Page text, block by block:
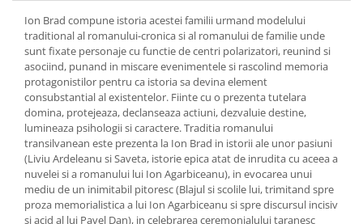
Ion Brad compune istoria acestei familii urmand modelului
traditional al romanului-cronica si al romanului de familie unde
sunt fixate personaje cu functie de centri polarizatori, reunind si
asociind, punand in miscare evenimentele si rascolind memoria
protagonistilor pentru ca istoria sa devina element
consubstantial al existentelor. Fiinte cu o prezenta tutelara
domina, protejeaza, declanseaza actiuni, dezvaluie destine,
lumineaza psihologii si caractere. Traditia romanului
transilvanean este prezenta la Ion Brad in istorii ale unor pasiuni
(Liviu Ardeleanu si Saveta, istorie epica atat de inrudita cu aceea a
nuvelei si a romanului lui Ion Agarbiceanu), in evocarea unui
mediu de un inimitabil pitoresc (Blajul si scolile lui, trimitand spre
proza memorialistica a lui Ion Agarbiceanu si spre discursul incisiv
si acid al lui Pavel Dan), in celebrarea ceremonialului taranesc